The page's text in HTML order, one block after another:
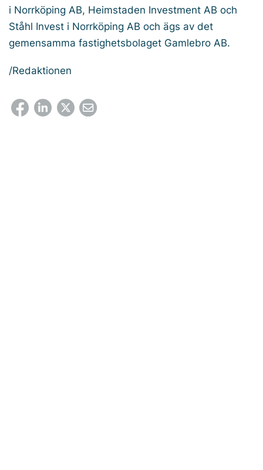
i Norrköping AB, Heimstaden Investment AB och
Ståhl Invest i Norrköping AB och ägs av det
gemensamma fastighetsbolaget Gamlebro AB.
/Redaktionen